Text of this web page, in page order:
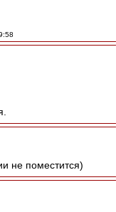
не поместится)